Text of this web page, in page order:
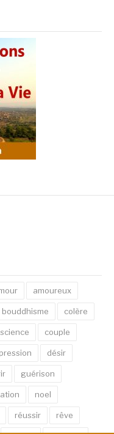
amoureux
bouddhisme colère
couple
désir
guérison
noel
réussir rêve